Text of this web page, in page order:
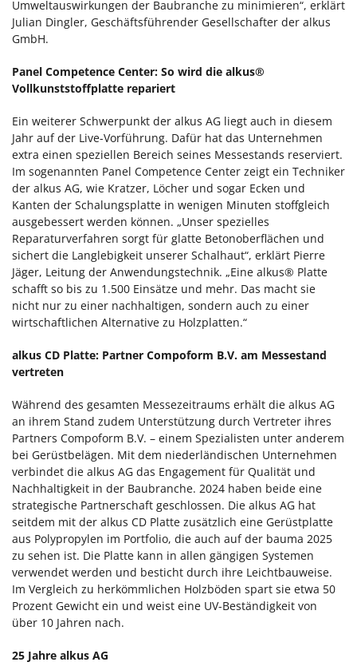
Umweltauswirkungen der Baubranche zu minimieren“, erklärt
Julian Dingler, Geschäftsführender Gesellschafter der alkus
GmbH.
Panel Competence Center: So wird die alkus®
Vollkunststoffplatte repariert
Ein weiterer Schwerpunkt der alkus AG liegt auch in diesem
Jahr auf der Live-Vorführung. Dafür hat das Unternehmen
extra einen speziellen Bereich seines Messestands reserviert.
Im sogenannten Panel Competence Center zeigt ein Techniker
der alkus AG, wie Kratzer, Löcher und sogar Ecken und
Kanten der Schalungsplatte in wenigen Minuten stoffgleich
ausgebessert werden können. „Unser spezielles
Reparaturverfahren sorgt für glatte Betonoberflächen und
sichert die Langlebigkeit unserer Schalhaut“, erklärt Pierre
Jäger, Leitung der Anwendungstechnik. „Eine alkus® Platte
schafft so bis zu 1.500 Einsätze und mehr. Das macht sie
nicht nur zu einer nachhaltigen, sondern auch zu einer
wirtschaftlichen Alternative zu Holzplatten.“
alkus CD Platte: Partner Compoform B.V. am Messestand
vertreten
Während des gesamten Messezeitraums erhält die alkus AG
an ihrem Stand zudem Unterstützung durch Vertreter ihres
Partners Compoform B.V. – einem Spezialisten unter anderem
bei Gerüstbelägen. Mit dem niederländischen Unternehmen
verbindet die alkus AG das Engagement für Qualität und
Nachhaltigkeit in der Baubranche. 2024 haben beide eine
strategische Partnerschaft geschlossen. Die alkus AG hat
seitdem mit der alkus CD Platte zusätzlich eine Gerüstplatte
aus Polypropylen im Portfolio, die auch auf der bauma 2025
zu sehen ist. Die Platte kann in allen gängigen Systemen
verwendet werden und besticht durch ihre Leichtbauweise.
Im Vergleich zu herkömmlichen Holzböden spart sie etwa 50
Prozent Gewicht ein und weist eine UV-Beständigkeit von
über 10 Jahren nach.
25 Jahre alkus AG